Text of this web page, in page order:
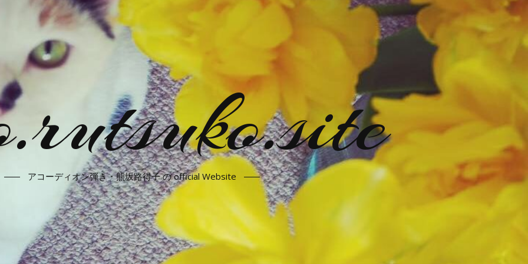
アコーディオン弾き・熊坂路得子 の official Website